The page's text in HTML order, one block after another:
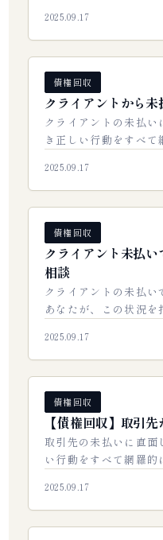
まで、それぞれの方
2025.09.17
債権回収
クライアントから
クライアントの未払
き正しい行動をすべ
析し、法的な手段を
2025.09.17
債権回収
クライアント未払
相談
クライアントの未払い
あなたが、この状況
から、自力での交渉
2025.09.17
債権回収
【債権回収】取引
取引先の未払いに直面
い行動をすべて網羅
段を理解し、最終的
2025.09.17